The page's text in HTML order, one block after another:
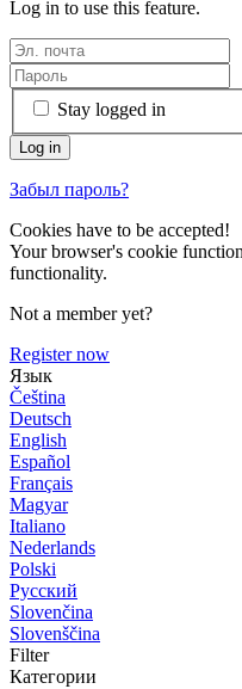
Log in to use this feature.
Stay logged in
Забыл пароль?
Cookies have to be accepted!
Your browser's cookie
functionality.
Not a member yet?
Register now
Язык
Čeština
Deutsch
English
Español
Français
Magyar
Italiano
Nederlands
Polski
Русский
Slovenčina
Slovenščina
Filter
Категории